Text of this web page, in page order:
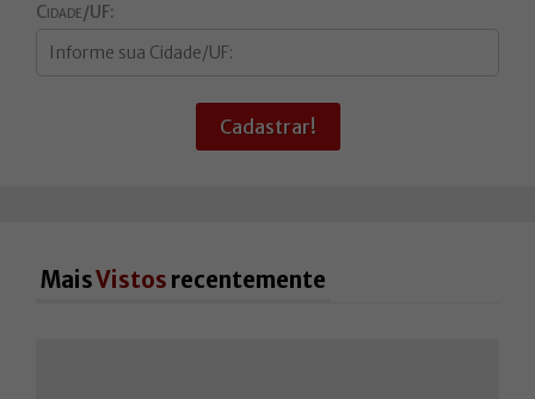
Cidade/UF:
Cadastrar!
MaisVistos recentemente